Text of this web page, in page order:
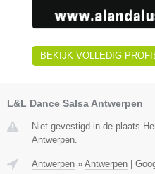
BEKIJK VOLLEDIG
L&L Dance Salsa Antwerpen
Niet gevestigd in de plaats
Antwerpen.
Antwerpen » Antwerpen